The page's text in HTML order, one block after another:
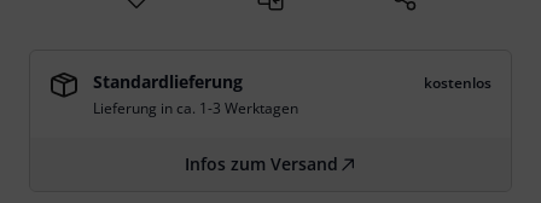
Standardlieferung
kostenlos
Lieferung in ca. 1-3 Werktagen
Infos zum Versand